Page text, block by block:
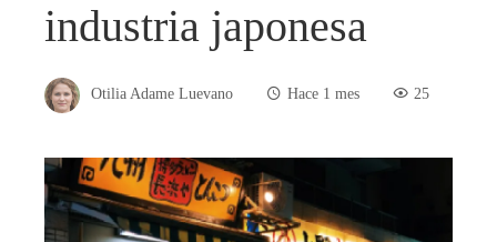
industria japonesa
Otilia Adame Luevano Hace 1 mes 25